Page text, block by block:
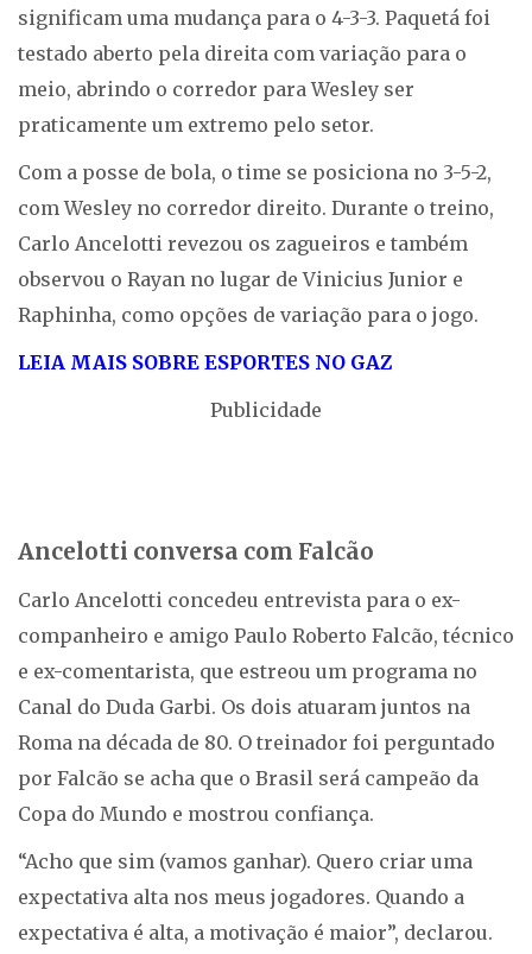
significam uma mudança para o 4-3-3. Paquetá foi
testado aberto pela direita com variação para o
meio, abrindo o corredor para Wesley ser
praticamente um extremo pelo setor.
Com a posse de bola, o time se posiciona no 3-5-2,
com Wesley no corredor direito. Durante o treino,
Carlo Ancelotti revezou os zagueiros e também
observou o Rayan no lugar de Vinicius Junior e
Raphinha, como opções de variação para o jogo.
LEIA MAIS SOBRE ESPORTES NO GAZ
Publicidade
Ancelotti conversa com Falcão
Carlo Ancelotti concedeu entrevista para o ex-
companheiro e amigo Paulo Roberto Falcão, técnico
e ex-comentarista, que estreou um programa no
Canal do Duda Garbi. Os dois atuaram juntos na
Roma na década de 80. O treinador foi perguntado
por Falcão se acha que o Brasil será campeão da
Copa do Mundo e mostrou confiança.
“Acho que sim (vamos ganhar). Quero criar uma
expectativa alta nos meus jogadores. Quando a
expectativa é alta, a motivação é maior”, declarou.